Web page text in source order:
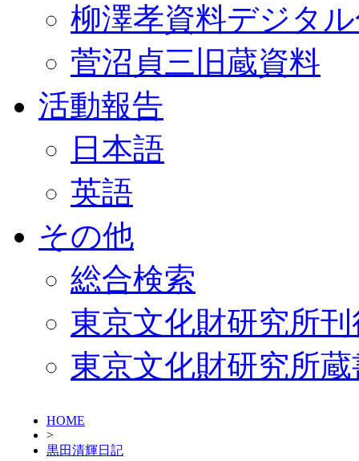
柳澤孝資料デジタ
菅沼貞三旧蔵資料
活動報告
日本語
英語
その他
総合検索
東京文化財研究所
東京文化財研究所
HOME
>
黒田清輝日記